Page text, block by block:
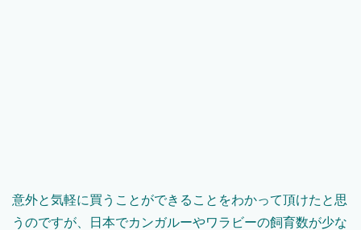
意外と気軽に買うことができることをわかって頂けたと思
うのですが、日本でカンガルーやワラビーの飼育数が少な